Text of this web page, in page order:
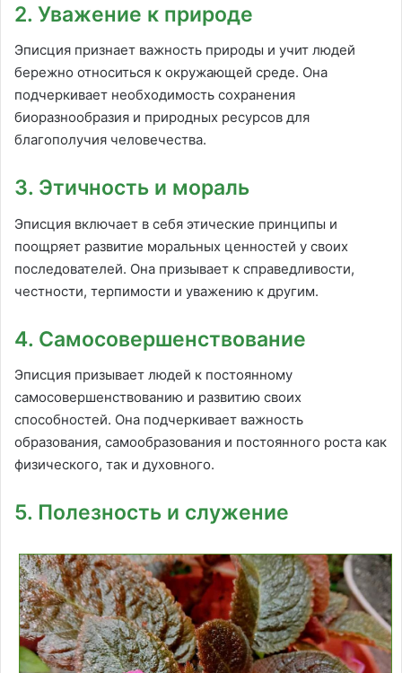
2. Уважение к природе
Эписция признает важность природы и учит людей
бережно относиться к окружающей среде. Она
подчеркивает необходимость сохранения
биоразнообразия и природных ресурсов для
благополучия человечества.
3. Этичность и мораль
Эписция включает в себя этические принципы и
поощряет развитие моральных ценностей у своих
последователей. Она призывает к справедливости,
честности, терпимости и уважению к другим.
4. Самосовершенствование
Эписция призывает людей к постоянному
самосовершенствованию и развитию своих
способностей. Она подчеркивает важность
образования, самообразования и постоянного роста как
физического, так и духовного.
5. Полезность и служение